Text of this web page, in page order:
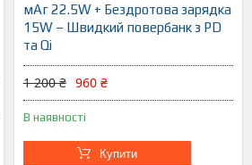
мАг 22.5W + Бездротова зарядка
15W – Швидкий повербанк з PD
та Qi
1 200 ₴ 960 ₴
В наявності
Купити